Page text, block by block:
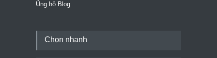
Ủng hộ Blog
Chọn nhanh